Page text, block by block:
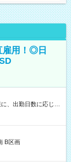
雇用！◎日
、出勤日数に応じて
料（Amazon負担）
B区画